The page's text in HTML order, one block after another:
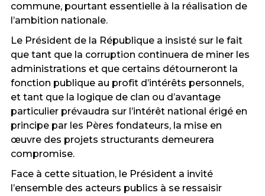
commune, pourtant essentielle à la réalisation de
l’ambition nationale.
Le Président de la République a insisté sur le fait
que tant que la corruption continuera de miner les
administrations et que certains détourneront la
fonction publique au profit d’intérêts personnels,
et tant que la logique de clan ou d’avantage
particulier prévaudra sur l’intérêt national érigé en
principe par les Pères fondateurs, la mise en
œuvre des projets structurants demeurera
compromise.
Face à cette situation, le Président a invité
l’ensemble des acteurs publics à se ressaisir